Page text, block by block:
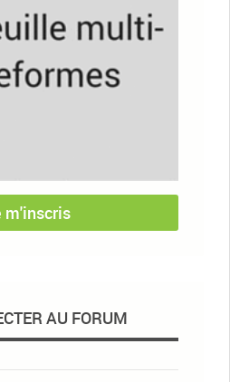
m'inscris
AU FORUM